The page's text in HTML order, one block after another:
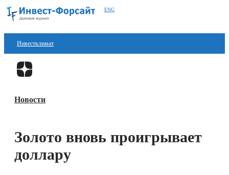
ENG
Инвестклимат
Финансы
Блокчейн
Новости
Золото вновь проигрывает
доллару